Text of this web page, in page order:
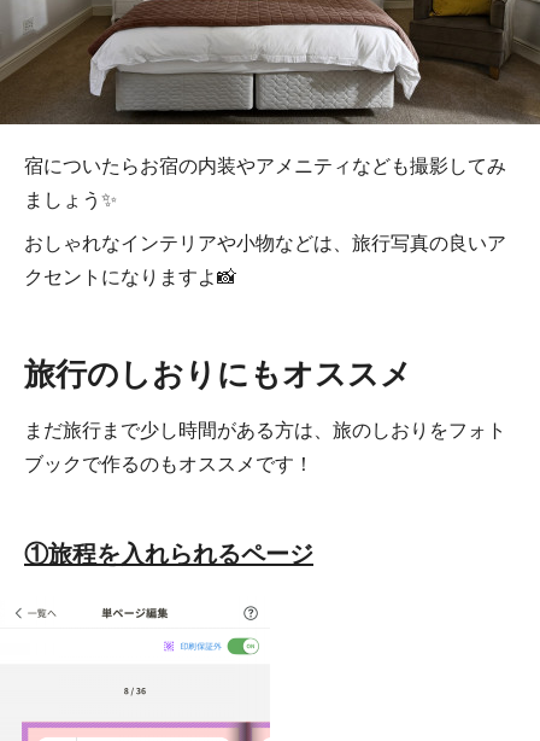
宿についたらお宿の内装やアメニティなども撮影してみ
ましょう✨
おしゃれなインテリアや小物などは、旅行写真の良いア
クセントになりますよ📸
旅行のしおりにもオススメ
まだ旅行まで少し時間がある方は、旅のしおりをフォト
ブックで作るのもオススメです！
①旅程を入れられるページ